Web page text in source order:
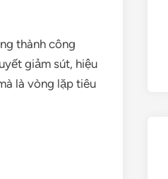
thành công
giảm sút, hiệu
là vòng lặp tiêu